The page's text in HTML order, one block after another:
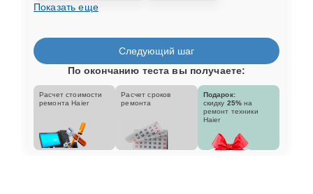
Показать еще
Следующий шаг
По окончанию теста вы получаете:
Расчет стоимости
ремонта Haier
Расчет сроков
ремонта
Подарок:
скидку 25% на
ремонт техники
Haier